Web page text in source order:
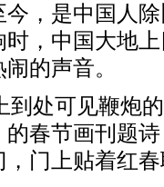
，是中国人
，中国大地
的声音。
到处可见鞭炮
春节画刊题
门上贴着红